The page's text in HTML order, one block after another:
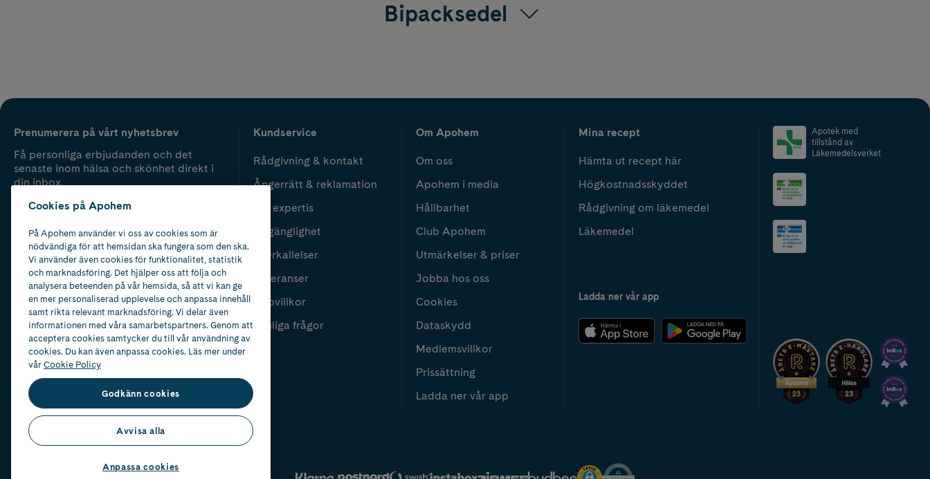
Bipacksedel
Prenumerera på vårt nyhetsbrev
Få personliga erbjudanden och det
senaste inom hälsa och skönhet direkt i
din inbox.
Kundservice
Rådgivning & kontakt
Ångerrätt & reklamation
Vår expertis
Tillgänglighet
Återkallelser
Leveranser
Köpvillkor
Vanliga frågor
Om Apohem
Om oss
Apohem i media
Hållbarhet
Club Apohem
Utmärkelser & priser
Jobba hos oss
Cookies
Dataskydd
Medlemsvillkor
Prissättning
Ladda ner vår app
Mina recept
Hämta ut recept här
Högkostnadsskyddet
Rådgivning om läkemedel
Läkemedel
Ladda ner vår app
Apotek med
tillstånd av
Läkemedelsverket
2024
Cookies på Apohem
På Apohem använder vi oss av cookies som är
nödvändiga för att hemsidan ska fungera som den ska.
Vi använder även cookies för funktionalitet, statistik
och marknadsföring. Det hjälper oss att följa och
analysera beteenden på vår hemsida, så att vi kan ge
en mer personaliserad upplevelse och anpassa innehåll
samt rikta relevant marknadsföring. Vi delar även
informationen med våra samarbetspartners. Genom att
acceptera cookies samtycker du till vår användning av
cookies. Du kan även anpassa cookies. Läs mer under
vårCookie Policy
Godkänn cookies
Avvisa alla
Anpassa cookies